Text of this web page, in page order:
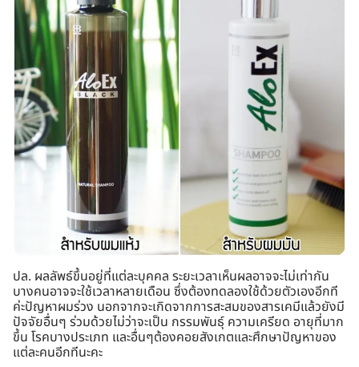
ปล. ผลลัพธ์ขึ้นอยู่ที่แต่ละบุคคล ระยะเวลาเห็นผลอาจจะไม่เท่ากัน
บางคนอาจจะใช้เวลาหลายเดือน ซึ่งต้องทดลองใช้ด้วยตัวเองอีกที
ค่ะปัญหาผมร่วง นอกจากจะเกิดจากการสะสมของสารเคมีแล้วยังมี
ปัจจัยอื่นๆ ร่วมด้วยไม่ว่าจะเป็น กรรมพันธุ์ ความเครียด อายุที่มาก
ขึ้น โรคบางประเภท และอื่นๆต้องคอยสังเกตและศึกษาปัญหาของ
แต่ละคนอีกทีนะคะ